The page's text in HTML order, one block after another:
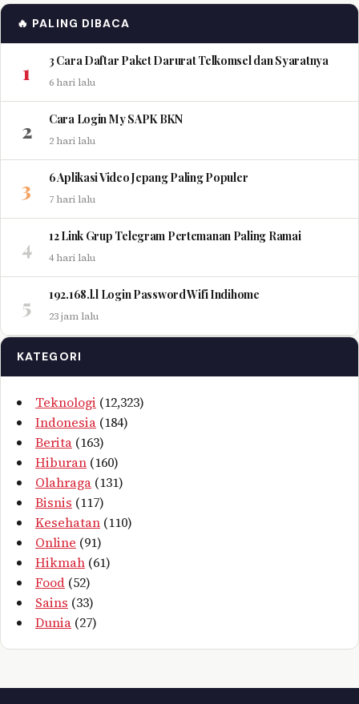
🔥 PALING DIBACA
1 3 Cara Daftar Paket Darurat Telkomsel dan Syaratnya
6 hari lalu
2 Cara Login My SAPK BKN
2 hari lalu
3 6 Aplikasi Video Jepang Paling Populer
7 hari lalu
4 12 Link Grup Telegram Pertemanan Paling Ramai
4 hari lalu
5 192.168.l.l Login Password Wifi Indihome
23 jam lalu
KATEGORI
Teknologi (12,323)
Indonesia (184)
Berita (163)
Hiburan (160)
Olahraga (131)
Bisnis (117)
Kesehatan (110)
Online (91)
Hikmah (61)
Food (52)
Sains (33)
Dunia (27)